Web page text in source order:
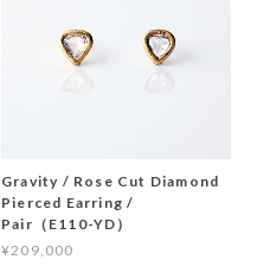
Gravity / Rose Cut Diamond
Pierced Earring /
Pair（E110-YD）
¥209,000